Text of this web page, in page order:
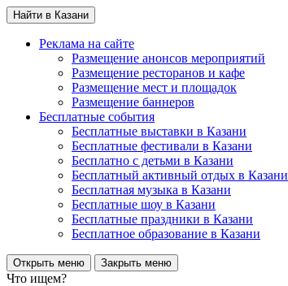
Найти в Казани
Реклама на сайте
Размещение анонсов мероприятий
Размещение ресторанов и кафе
Размещение мест и площадок
Размещение баннеров
Бесплатные события
Бесплатные выставки в Казани
Бесплатные фестивали в Казани
Бесплатно с детьми в Казани
Бесплатный активный отдых в Казани
Бесплатная музыка в Казани
Бесплатные шоу в Казани
Бесплатные праздники в Казани
Бесплатное образование в Казани
Открыть меню Закрыть меню
Что ищем?